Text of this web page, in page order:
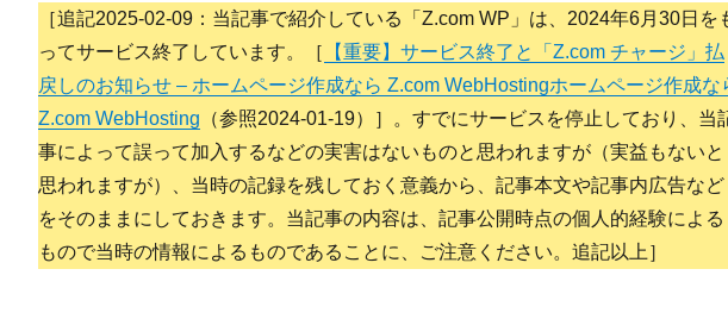
［追記2025-02-09：当記事で紹介している「Z.com WP」は、2024年6月30日を
ってサービス終了しています。［
【重要】サービス終了と「Z.com チャージ」払
戻しのお知らせ – ホームページ作成なら Z.com WebHostingホームページ作成な
Z.com WebHosting （参照2024-01-19）］。すでにサービスを停止しており、当
事によって誤って加入するなどの実害はないものと思われますが（実益もないと
思われますが）、当時の記録を残しておく意義から、記事本文や記事内広告など
をそのままにしておきます。当記事の内容は、記事公開時点の個人的経験による
もので当時の情報によるものであることに、ご注意ください。追記以上］